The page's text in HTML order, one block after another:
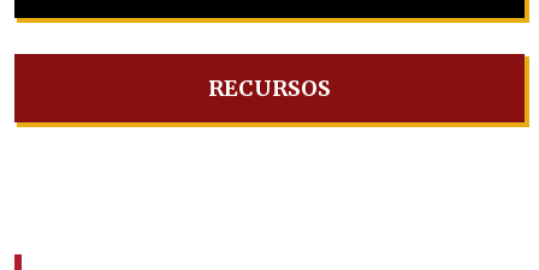
RECURSOS